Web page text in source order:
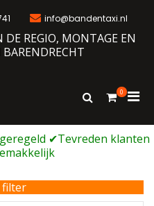
info@bandentaxi.nl
REGIO, MONTAGE EN
Bandengarage met eigen webshop
Toon
0
voor
filter